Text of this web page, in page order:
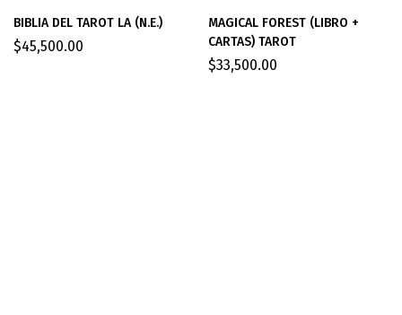
BIBLIA DEL TAROT LA (N.E.)
$45,500.00
MAGICAL FOREST (LIBRO +
CARTAS) TAROT
$33,500.00